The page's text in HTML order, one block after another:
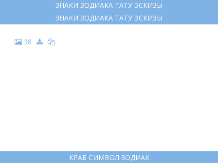
ЗНАКИ ЗОДИАКА ТАТУ ЭСКИЗЫ
ЗНАКИ ЗОДИАКА ТАТУ ЭСКИЗЫ
38
КРАБ СИМВОЛ ЗОДИАК